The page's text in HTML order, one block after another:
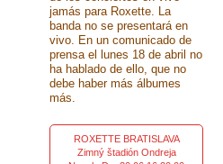
jamás para Roxette. La
banda no se presentará en
vivo. En un comunicado de
prensa el lunes 18 de abril no
ha hablado de ello, que no
debe haber más álbumes
más.
ROXETTE BRATISLAVA
Zimný štadión Ondreja